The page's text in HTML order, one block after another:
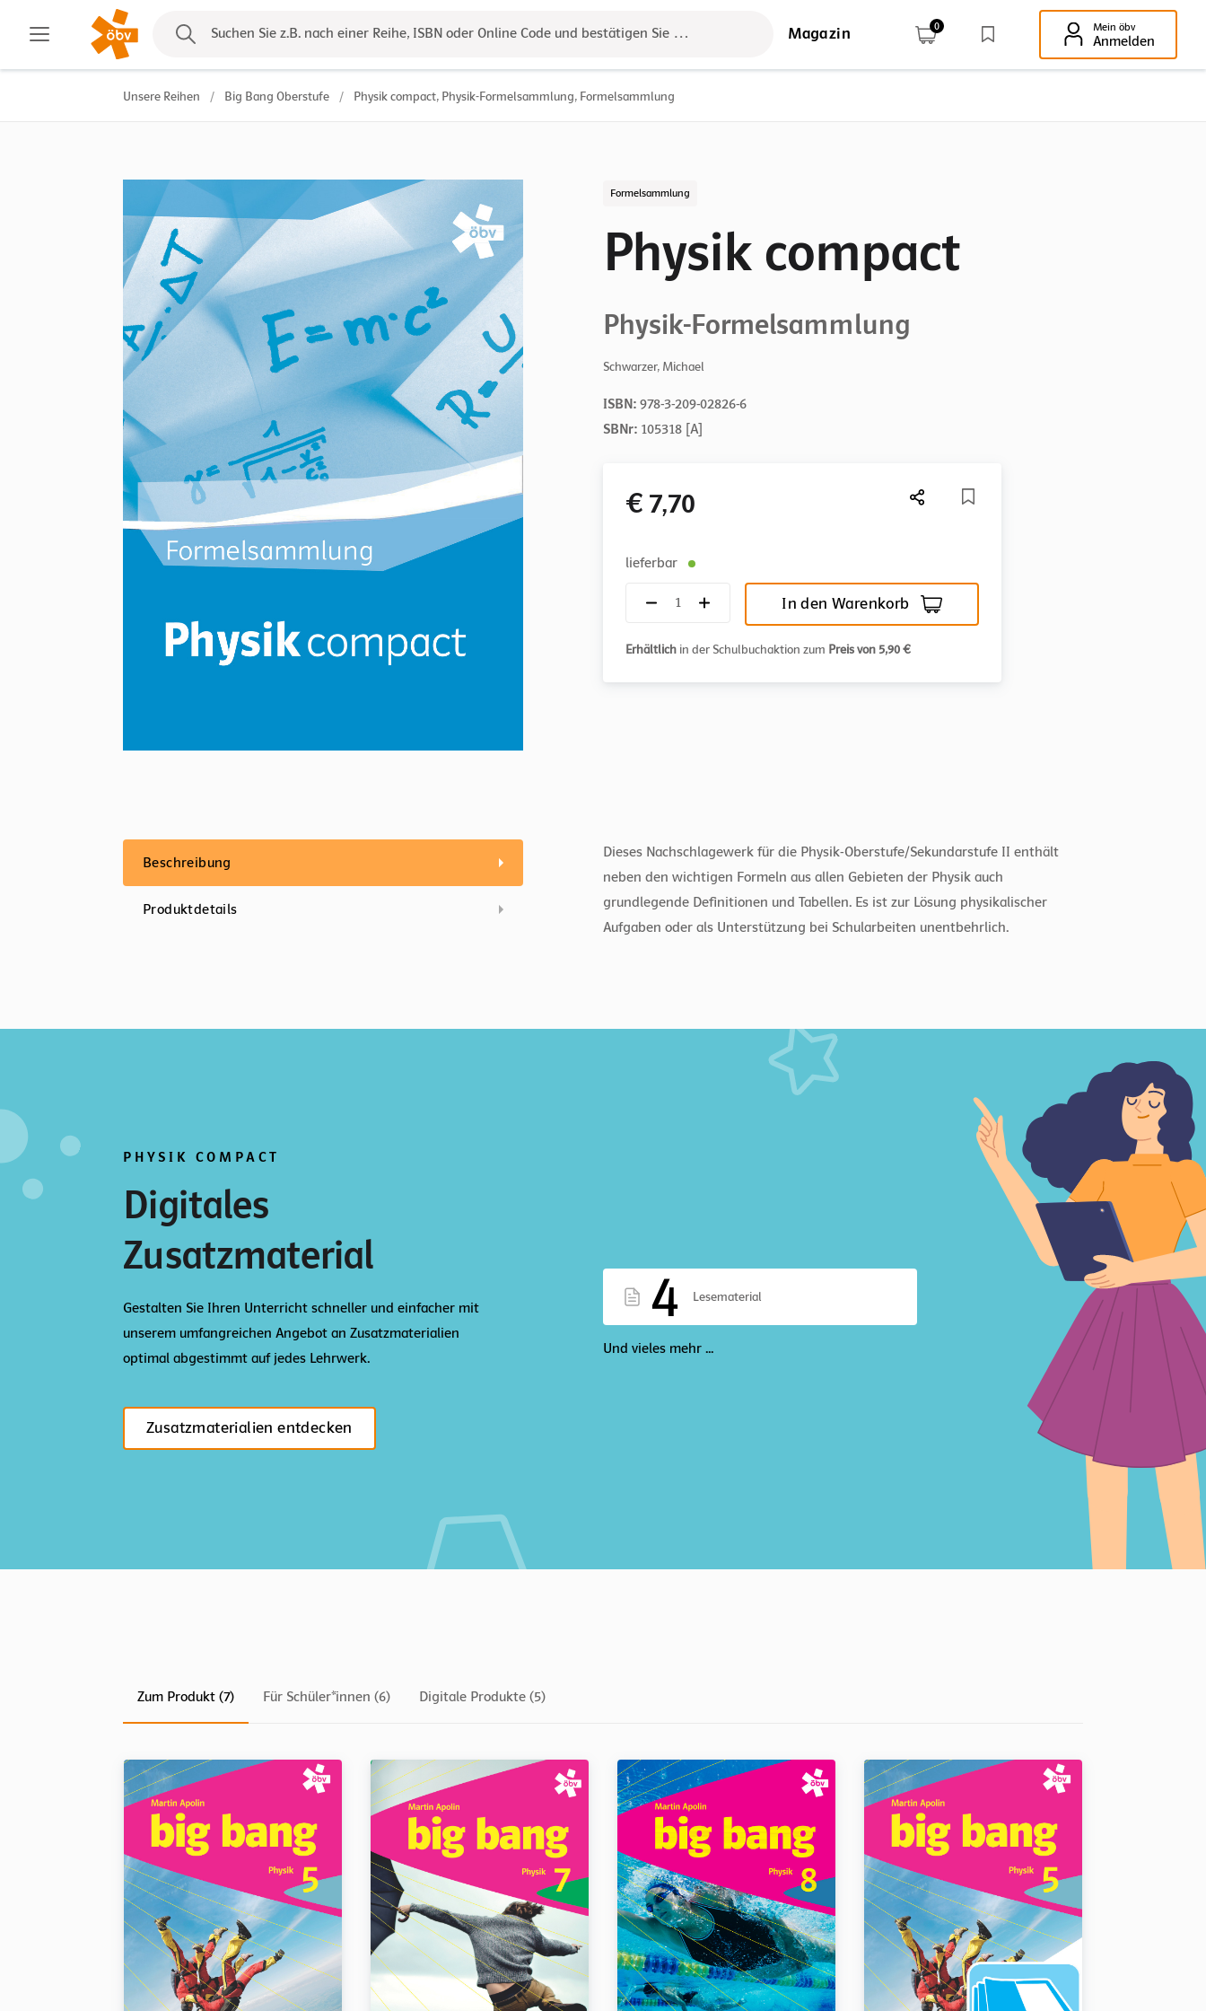
Suchen Sie z.B. nach einer Reihe, ISBN oder Online Code und bestätigen Sie das Ergebnis mit der Enter-Taste!
Magazin 0 Mein öbv
Anmelden
Kontakt
Unsere Reihen / Big Bang Oberstufe / Physik compact, Physik-Formelsammlung, Formelsammlung
Formelsammlung
Physik compact
Physik-Formelsammlung
Schwarzer, Michael
ISBN: 978-3-209-02826-6
SBNr: 105318 [A]
€ 7,70
lieferbar
In den Warenkorb
Erhältlich in der Schulbuchaktion zum Preis von 5,90 €
Beschreibung
Produktdetails
Dieses Nachschlagewerk für die Physik-Oberstufe/Sekundarstufe II enthält
neben den wichtigen Formeln aus allen Gebieten der Physik auch
grundlegende Definitionen und Tabellen. Es ist zur Lösung physikalischer
Aufgaben oder als Unterstützung bei Schularbeiten unentbehrlich.
PHYSIK COMPACT
Digitales
Zusatzmaterial
Gestalten Sie Ihren Unterricht schneller und einfacher mit
unserem umfangreichen Angebot an Zusatzmaterialien
optimal abgestimmt auf jedes Lehrwerk.
Zusatzmaterialien entdecken
4 Lesematerial
Und vieles mehr ...
Zum Produkt (7) Für Schüler*innen (6) Digitale Produkte (5)